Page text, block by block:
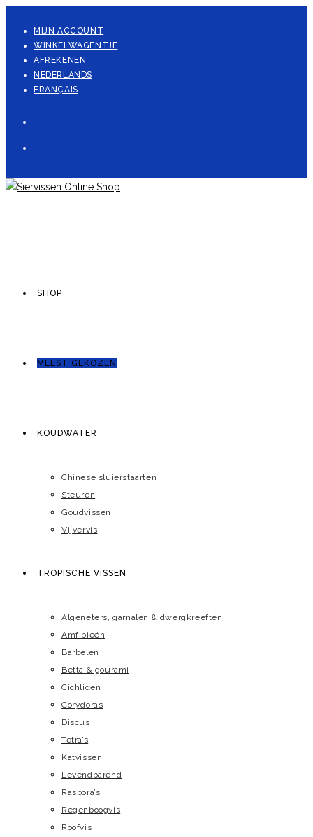
inhoud
MIJN ACCOUNT
WINKELWAGENTJE
AFREKENEN
NEDERLANDS
FRANÇAIS
SHOP
MEEST GEKOZEN
KOUDWATER
Chinese sluierstaarten
Steuren
Goudvissen
Vijvervis
TROPISCHE VISSEN
Algeneters, garnalen & dwergkreeften
Amfibieën
Barbelen
Betta & gourami
Cichliden
Corydoras
Discus
Tetra’s
Katvissen
Levendbarend
Rasbora’s
Regenboogvis
Roofvis